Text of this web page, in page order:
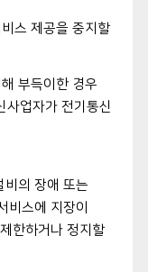
스 제공을 중지할
부득이한 경우
사업자가 전기통신
의 장애 또는
비스에 지장이
한하거나 정지할